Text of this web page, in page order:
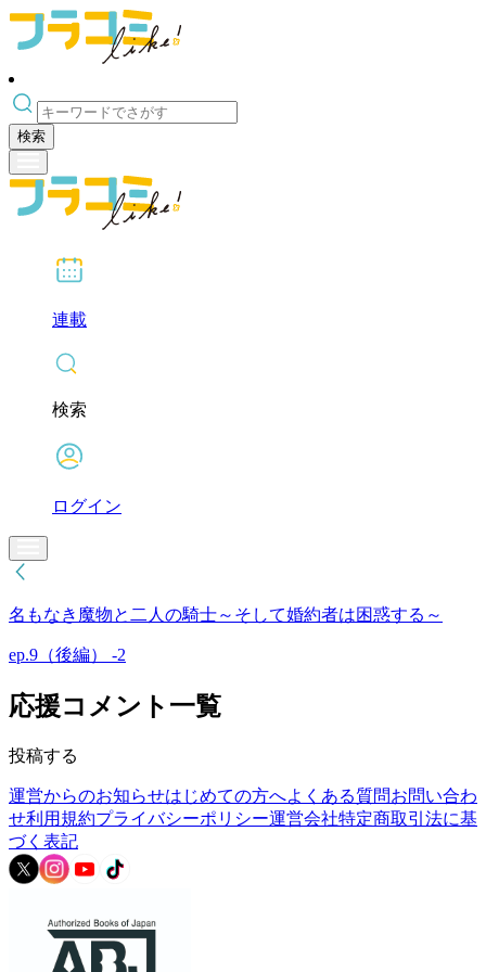
検索
連載
検索
ログイン
名もなき魔物と二人の騎士～そして婚約者は困惑する～
ep.9（後編） -2
応援コメント一覧
投稿する
運営からのお知らせはじめての方へよくある質問お問い合わ
せ利用規約プライバシーポリシー運営会社特定商取引法に基
づく表記